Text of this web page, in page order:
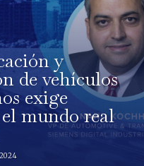
y
de vehículos
exige
mundo real